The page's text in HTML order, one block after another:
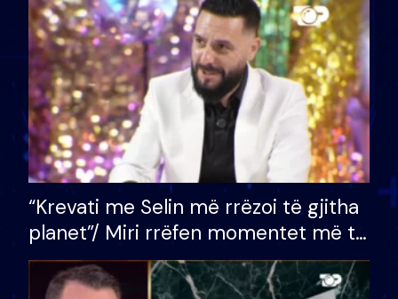
divorci apo jo?
“Krevati me Selin më rrëzoi të gjitha
planet”/ Miri rrëfen momentet më të
bukura në shtëpinë e BB VIP: Do më
mungojë zilja e mëngjesit kur…